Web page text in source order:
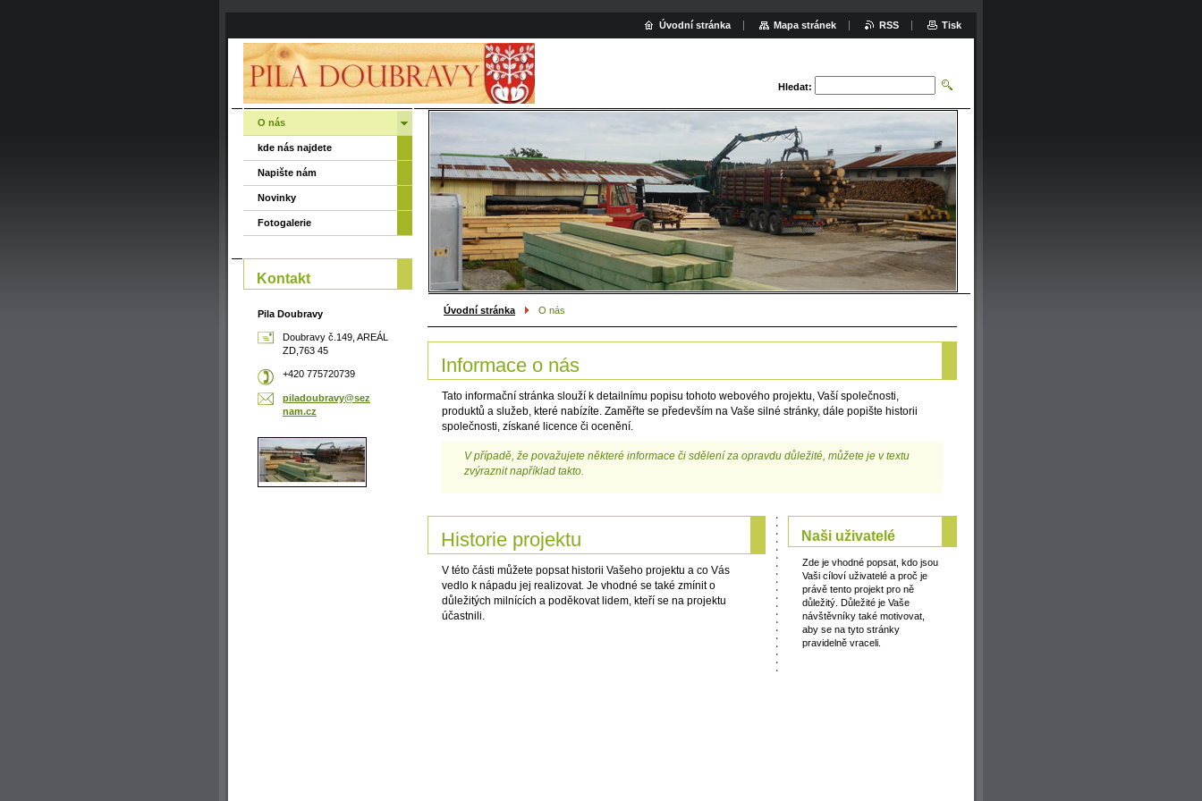
Hledat:
Úvodní stránka O nás
Informace o nás
Tato informační stránka slouží k detailnímu popisu tohoto webového projektu, Vaší společnosti,
produktů a služeb, které nabízíte. Zaměřte se především na Vaše silné stránky, dále popište historii
společnosti, získané licence či ocenění.
V případě, že považujete některé informace či sdělení za opravdu důležité, můžete je v textu
zvýraznit například takto.
Historie projektu
V této části můžete popsat historii Vašeho projektu a co Vás
vedlo k nápadu jej realizovat. Je vhodné se také zmínit o
důležitých milnících a poděkovat lidem, kteří se na projektu
účastnili.
Naši uživatelé
Zde je vhodné popsat, kdo jsou
Vaši cíloví uživatelé a proč je
právě tento projekt pro ně
důležitý. Důležité je Vaše
návštěvníky také motivovat,
aby se na tyto stránky
pravidelně vraceli.
O nás
kde nás najdete
Napište nám
Novinky
Fotogalerie
Kontakt
Pila Doubravy
Doubravy č.149, AREÁL
ZD,763 45
+420 775720739
piladoubravy@sez
nam.cz
Úvodní stránka Mapa stránek RSS Tisk